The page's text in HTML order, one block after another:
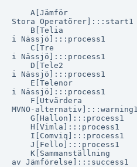
    A[Jämför
Stora Operatörer]:::start1
    B[Telia
i Nässjö]:::process1
    C[Tre
i Nässjö]:::process1
    D[Tele2
i Nässjö]:::process1
    E[Telenor
i Nässjö]:::process1
    F[Utvärdera
MVNO-alternativ]:::warning1
    G[Hallon]:::process1
    H[Vimla]:::process1
    I[Comviq]:::process1
    J[Fello]:::process1
    K[Sammanställning
av Jämförelse]:::success1